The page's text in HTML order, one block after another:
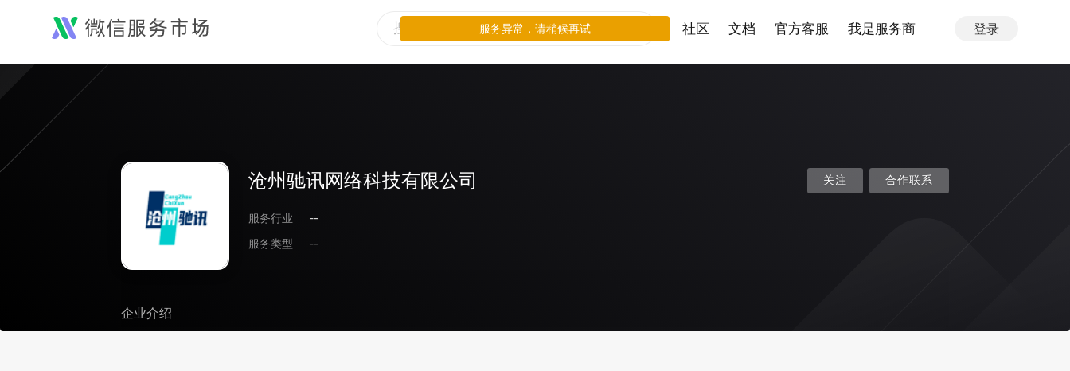
社区 文档 官方客服 我是服务商 登录
沧州驰讯网络科技有限公司
服务行业
--
服务类型
--
关注 合作联系
企业介绍
服务异常，请稍候再试